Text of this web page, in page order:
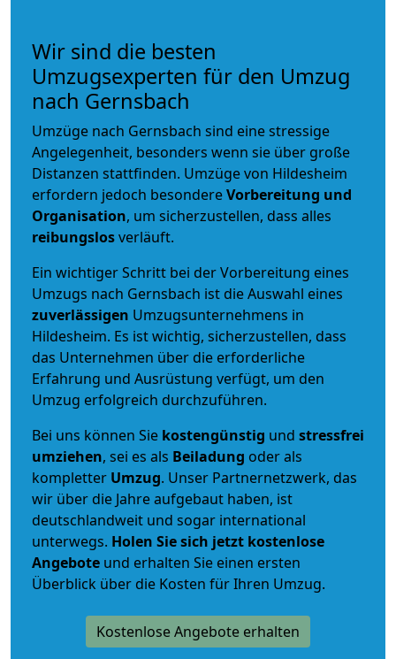
Wir sind die besten
Umzugsexperten für den Umzug
nach Gernsbach
Umzüge nach Gernsbach sind eine stressige
Angelegenheit, besonders wenn sie über große
Distanzen stattfinden. Umzüge von Hildesheim
erfordern jedoch besondereVorbereitung und
Organisation, um sicherzustellen, dass alles
reibungslosverläuft.
Ein wichtiger Schritt bei der Vorbereitung eines
Umzugs nach Gernsbach ist die Auswahl eines
zuverlässigen Umzugsunternehmens in
Hildesheim. Es ist wichtig, sicherzustellen, dass
das Unternehmen über die erforderliche
Erfahrung und Ausrüstung verfügt, um den
Umzug erfolgreich durchzuführen.
Bei uns können Sie kostengünstig und stressfrei
umziehen, sei es als Beiladung oder als
kompletter Umzug. Unser Partnernetzwerk, das
wir über die Jahre aufgebaut haben, ist
deutschlandweit und sogar international
unterwegs. Holen Sie sich jetzt kostenlose
Angebote und erhalten Sie einen ersten
Überblick über die Kosten für Ihren Umzug.
Kostenlose Angebote erhalten